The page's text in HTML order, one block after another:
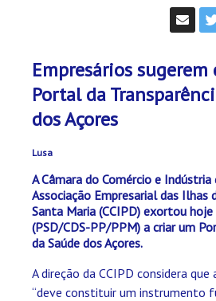
Empresários sugerem
Portal da
dos Açores
Lusa
A Câmara do Comércio e
Associação Empresarial das Ilhas
Santa Maria (CCIPD) exortou
(PSD/CDS-PP/PPM) a criar um
da Saúde dos Açores.
A direção da CCIPD considera que
“deve constituir um instrumento